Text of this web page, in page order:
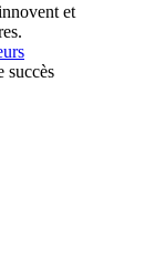
et
succès